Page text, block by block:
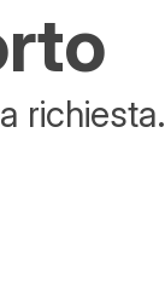
richiesta.